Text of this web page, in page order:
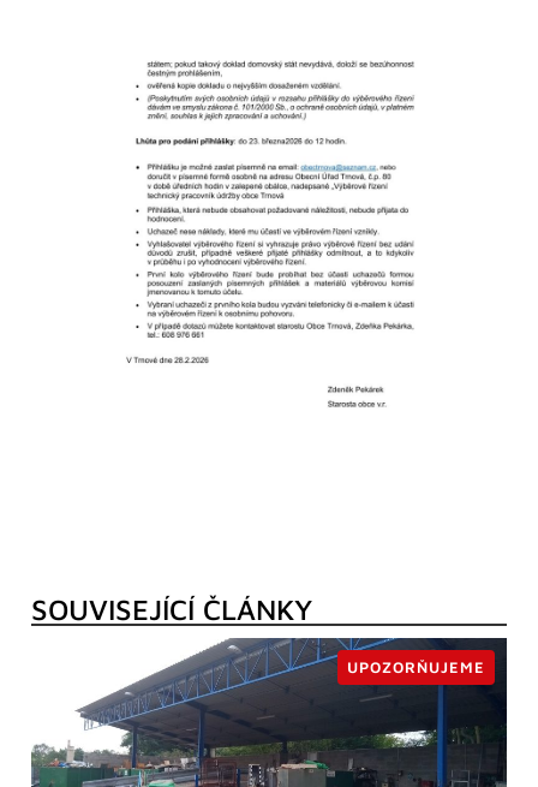
SOUVISEJÍCÍ ČLÁNKY
UPOZORŇUJEME